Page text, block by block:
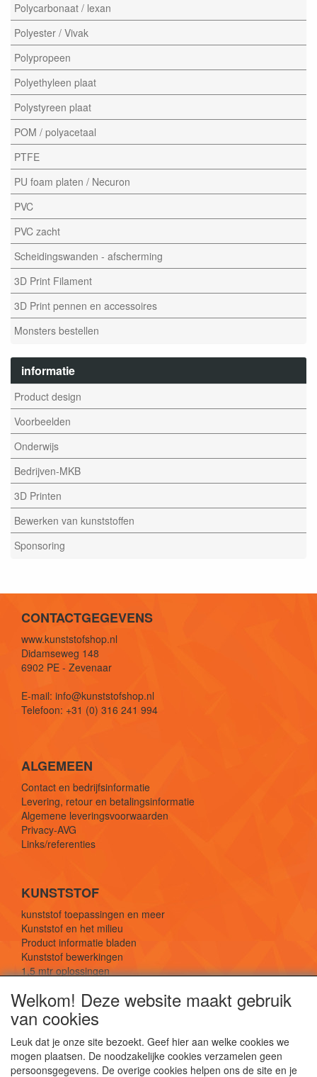
Polycarbonaat / lexan
Polyester / Vivak
Polypropeen
Polyethyleen plaat
Polystyreen plaat
POM / polyacetaal
PTFE
PU foam platen / Necuron
PVC
PVC zacht
Scheidingswanden - afscherming
3D Print Filament
3D Print pennen en accessoires
Monsters bestellen
informatie
Product design
Voorbeelden
Onderwijs
Bedrijven-MKB
3D Printen
Bewerken van kunststoffen
Sponsoring
CONTACTGEGEVENS
www.kunststofshop.nl
Didamseweg 148
6902 PE - Zevenaar
E-mail: info@kunststofshop.nl
Telefoon: +31 (0) 316 241 994
ALGEMEEN
Contact en bedrijfsinformatie
Levering, retour en betalingsinformatie
Algemene leveringsvoorwaarden
Privacy-AVG
Links/referenties
KUNSTSTOF
kunststof toepassingen en meer
Kunststof en het milieu
Product informatie bladen
Kunststof bewerkingen
1,5 mtr oplossingen
SOCIALE MEDIA
Welkom! Deze website maakt gebruik
van cookies
Leuk dat je onze site bezoekt. Geef hier aan welke cookies we
mogen plaatsen. De noodzakelijke cookies verzamelen geen
persoonsgegevens. De overige cookies helpen ons de site en je